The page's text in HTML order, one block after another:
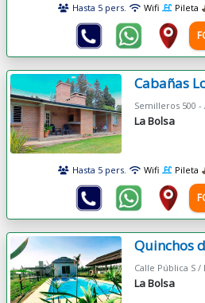
Hasta 5 pers. Wifi Pileta
Cabañas
Semilleros 500 -
La Bolsa
Hasta 5 pers. Wifi Pileta
Quinchos
Calle Pública S /
La Bolsa